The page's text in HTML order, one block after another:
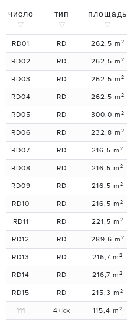
число тип площадь
RD01 RD 262,5 m2
RD02 RD 262,5 m2
RD03 RD 262,5 m2
RD04 RD 262,5 m2
RD05 RD 300,0 m2
RD06 RD 232,8 m2
RD07 RD 216,5 m2
RD08 RD 216,5 m2
RD09 RD 216,5 m2
RD10 RD 216,5 m2
RD11 RD 221,5 m2
RD12 RD 289,6 m2
RD13 RD 216,7 m2
RD14 RD 216,7 m2
RD15 RD 215,3 m2
111 4+kk 115,4 m2